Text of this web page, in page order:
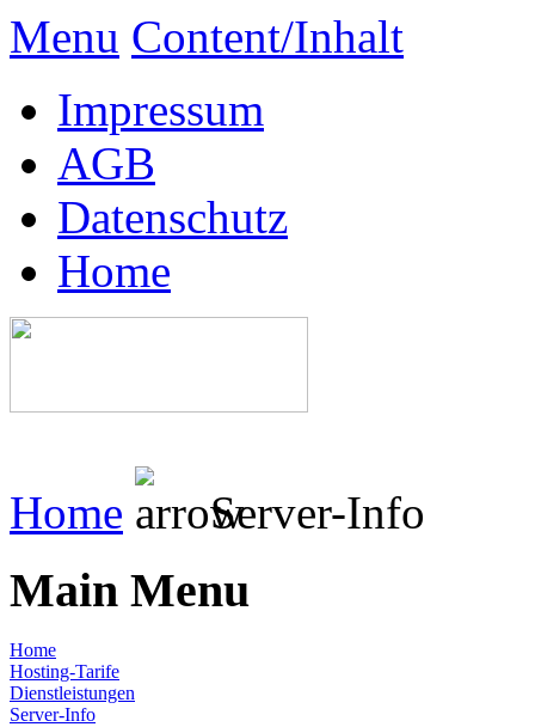
Menu Content/Inhalt
Impressum
AGB
Datenschutz
Home
Home Server-Info
Main Menu
Home
Hosting-Tarife
Dienstleistungen
Server-Info